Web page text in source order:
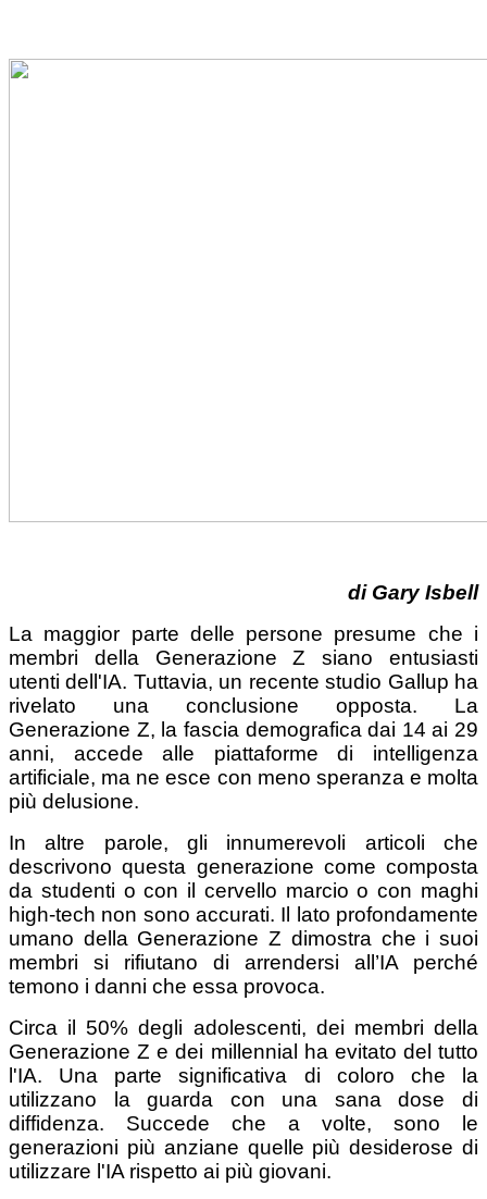
di Gary Isbell
La maggior parte delle persone presume che i
membri della Generazione Z siano entusiasti
utenti dell'IA. Tuttavia, un recente studio Gallup ha
rivelato una conclusione opposta. La
Generazione Z, la fascia demografica dai 14 ai 29
anni, accede alle piattaforme di intelligenza
artificiale, ma ne esce con meno speranza e molta
più delusione.
In altre parole, gli innumerevoli articoli che
descrivono questa generazione come composta
da studenti o con il cervello marcio o con maghi
high-tech non sono accurati. Il lato profondamente
umano della Generazione Z dimostra che i suoi
membri si rifiutano di arrendersi all’IA perché
temono i danni che essa provoca.
Circa il 50% degli adolescenti, dei membri della
Generazione Z e dei millennial ha evitato del tutto
l'IA. Una parte significativa di coloro che la
utilizzano la guarda con una sana dose di
diffidenza. Succede che a volte, sono le
generazioni più anziane quelle più desiderose di
utilizzare l'IA rispetto ai più giovani.